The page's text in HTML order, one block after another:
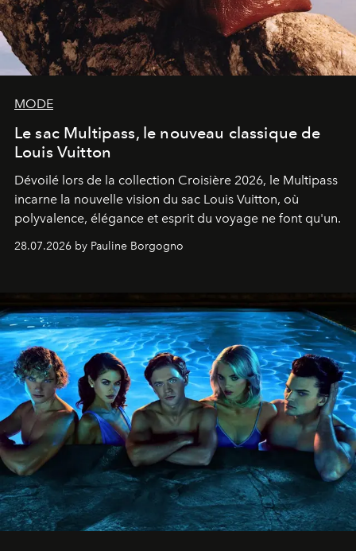
MODE
Le sac Multipass, le nouveau classique de
Louis Vuitton
Dévoilé lors de la collection Croisière 2026, le Multipass
incarne la nouvelle vision du sac Louis Vuitton, où
polyvalence, élégance et esprit du voyage ne font qu'un.
28.07.2026 by Pauline Borgogno